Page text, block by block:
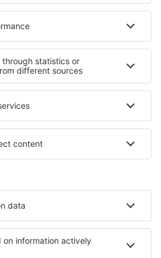
- regiuni
in Eastern Anatolia
Cazare in Datça Peninsula
in Insulele Ionice
Cazare în Bulgaria